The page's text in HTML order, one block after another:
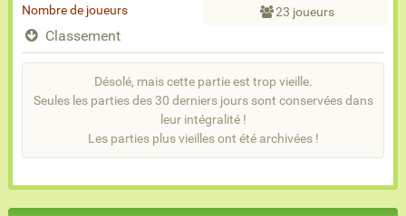
Nombre de joueurs
23 joueurs
Classement
Désolé, mais cette partie est trop vieille.
Seules les parties des 30 derniers jours sont conservées dans
leur intégralité !
Les parties plus vieilles ont été archivées !